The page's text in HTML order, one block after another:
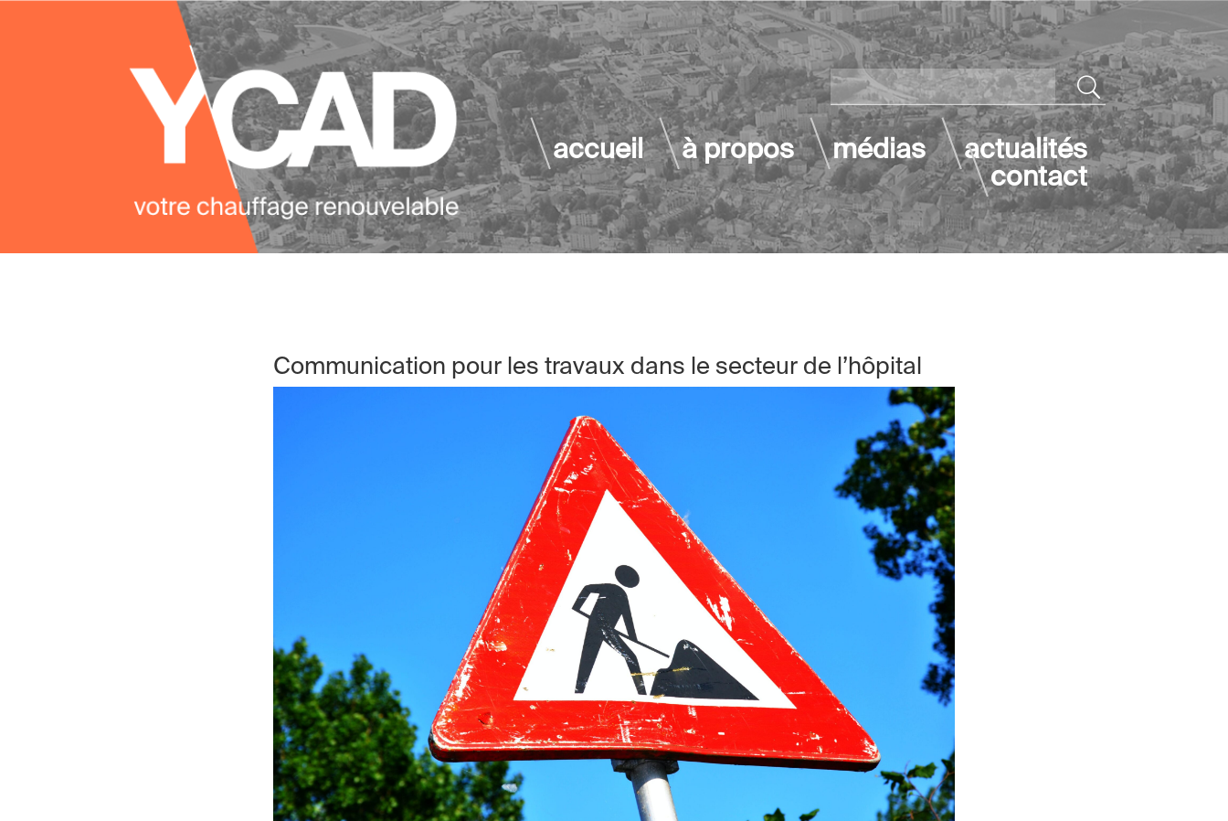
accueil à propos médias actualités
contact
Communication pour les travaux dans le secteur de l’hôpital